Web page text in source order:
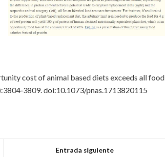
cost of animal based diets exceeds all food
doi:10.1073/pnas.1713820115
Entrada siguiente